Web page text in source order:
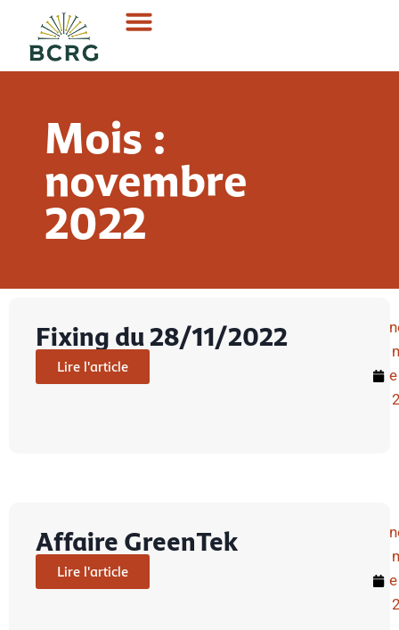
Mois :
novembre
2022
Fixing du 28/11/2022
Lire l'article
Affaire GreenTek
Lire l'article